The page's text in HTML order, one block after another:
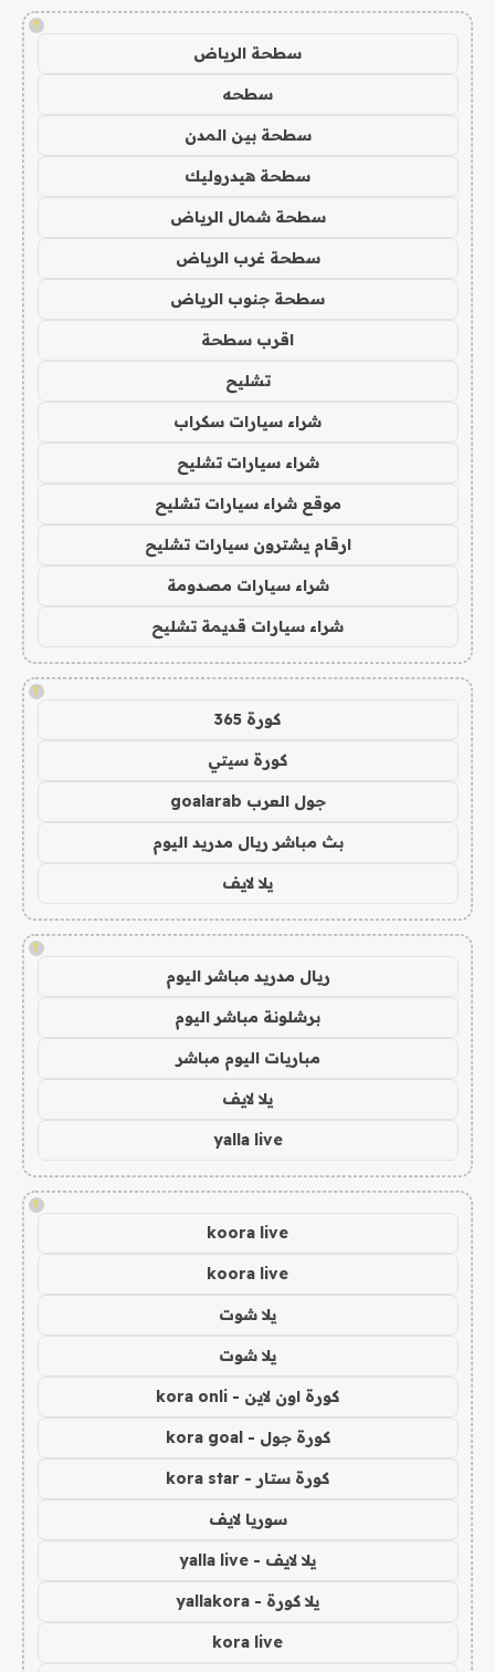
!
سطحة الرياض
سطحه
سطحة بين المدن
سطحة هيدروليك
سطحة شمال الرياض
سطحة غرب الرياض
سطحة جنوب الرياض
اقرب سطحة
تشليح
شراء سيارات سكراب
شراء سيارات تشليح
موقع شراء سيارات تشليح
ارقام يشترون سيارات تشليح
شراء سيارات مصدومة
شراء سيارات قديمة تشليح
!
كورة 365
كورة سيتي
جول العرب goalarab
بث مباشر ريال مدريد اليوم
يلا لايف
!
ريال مدريد مباشر اليوم
برشلونة مباشر اليوم
مباريات اليوم مباشر
يلا لايف
yalla live
!
koora live
koora live
يلا شوت
يلا شوت
كورة اون لاين - kora onli
كورة جول - kora goal
كورة ستار - kora star
سوريا لايف
يلا لايف - yalla live
يلا كورة - yallakora
kora live